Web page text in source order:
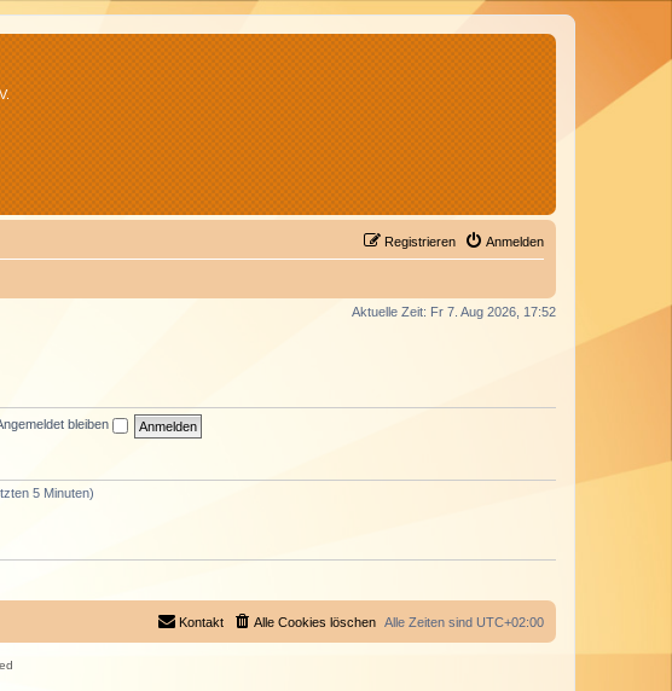
Anmelden
Registrieren
Aktuelle Zeit: Fr 7. Aug 2026, 17:52
bleiben
5 Minuten)
Alle Zeiten sind UTC+02:00
Alle Cookies löschen
Kontakt